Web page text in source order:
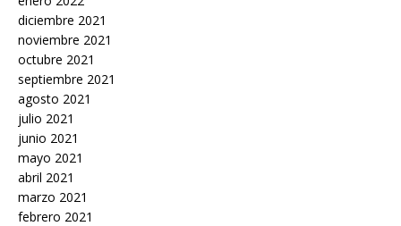
diciembre 2021
noviembre 2021
octubre 2021
septiembre 2021
agosto 2021
julio 2021
junio 2021
mayo 2021
abril 2021
marzo 2021
febrero 2021